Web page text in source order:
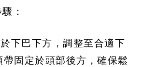
：
下巴下方，調整至合適下
固定於頭部後方，確保鬆